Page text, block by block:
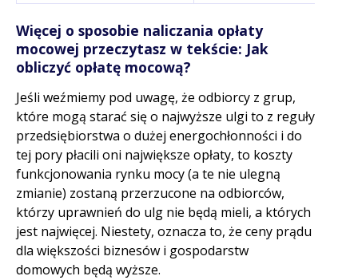
Więcej o sposobie naliczania opłaty
mocowej przeczytasz w tekście: Jak
obliczyć opłatę mocową?
Jeśli weźmiemy pod uwagę, że odbiorcy z grup,
które mogą starać się o najwyższe ulgi to z reguły
przedsiębiorstwa o dużej energochłonności i do
tej pory płacili oni największe opłaty, to koszty
funkcjonowania rynku mocy (a te nie ulegną
zmianie) zostaną przerzucone na odbiorców,
którzy uprawnień do ulg nie będą mieli, a których
jest najwięcej. Niestety, oznacza to, że ceny prądu
dla większości biznesów i gospodarstw
domowych będą wyższe.